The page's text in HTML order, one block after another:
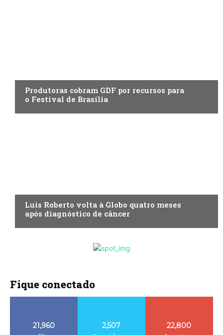
Produtoras cobram GDF por recursos para
o Festival de Brasília
Luis Roberto volta à Globo quatro meses
após diagnóstico de câncer
Fique conectado
21,960 2,507 22,800